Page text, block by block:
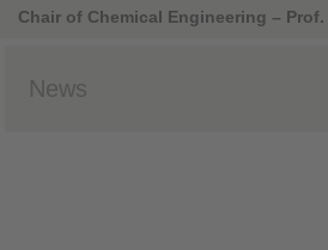
Chair of Chemical Engineering –
News